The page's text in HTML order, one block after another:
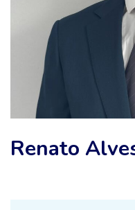
Renato